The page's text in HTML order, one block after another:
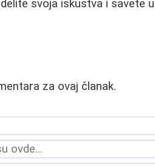
svoja iskustva i savete
za ovaj članak.